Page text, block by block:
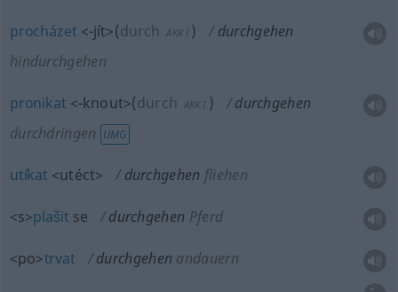
procházet <-jít>(durch AKKI )
durchgehen
hindurchgehen
pronikat <-knout>(durch AKK I )
durchgehen
durchdringen UMG
utíkat <utéct> durchgehen fliehen
<s>plašit se durchgehen Pferd
<po>trvat durchgehen andauern